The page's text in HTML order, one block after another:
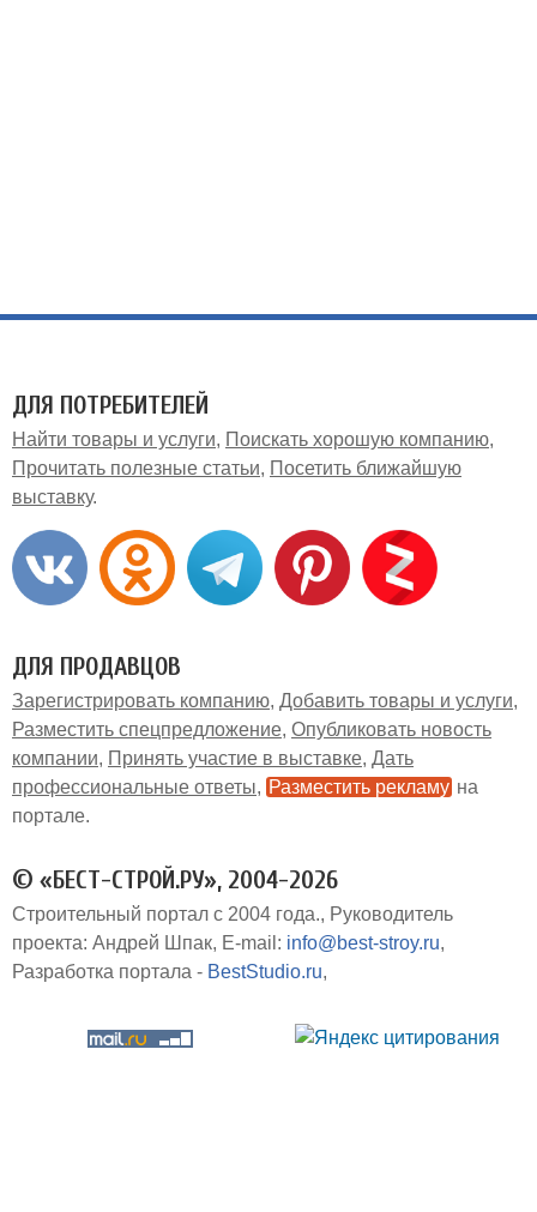
ДЛЯ ПОТРЕБИТЕЛЕЙ
Найти товары и услуги
Поискать хорошую компанию
Прочитать полезные статьи
Посетить ближайшую
выставку
ДЛЯ ПРОДАВЦОВ
Зарегистрировать компанию Добавить товары и услуги
Разместить спецпредложение Опубликовать новость
компании
Принять участие в выставке Дать
профессиональные ответы
Разместить рекламу на
портале
© «БЕСТ-СТРОЙ.РУ», 2004-2026
Строительный портал с 2004 года.
Руководитель
проекта: Андрей Шпак E-mail: info@best-stroy.ru
Разработка портала - BestStudio.ru